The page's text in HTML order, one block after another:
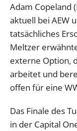
Adam Copeland
aktuell bei AEW
tatsächliches
Meltzer
externe Option,
arbeitet und
offen für eine
Das Finale des
in der Capital